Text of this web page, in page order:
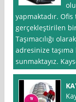
yapmaktadır. Ofis
gerçekleştirilen
Taşımacılığı
adresinize
sunmaktayız.